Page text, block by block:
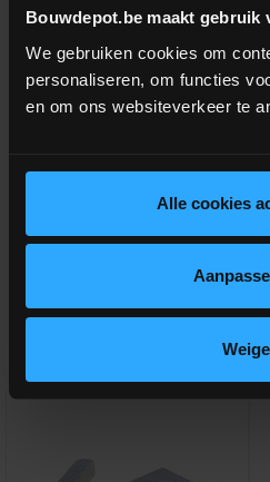
Bouwdepot.be maakt gebruik
We gebruiken cookies om
personaliseren, om functies
en om ons websiteverkeer te
Alle cookies
AFWERKING; getrommeld
LET OP! overschotten worden
Vind je een product of formaat
dan zeker, we